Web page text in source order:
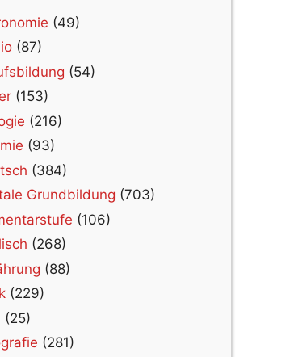
(49)
(87)
(54)
(153)
(216)
(93)
(384)
Grundbildung (703)
(106)
(268)
(88)
(229)
(25)
(281)